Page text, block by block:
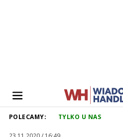
POLECAMY: TYLKO U NAS